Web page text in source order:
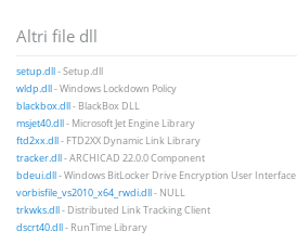
Altri file dll
setup.dll- Setup.dll
wldp.dll- Windows Lockdown Policy
blackbox.dll- BlackBox DLL
msjet40.dll- Microsoft Jet Engine Library
ftd2xx.dll- FTD2XX Dynamic Link Library
tracker.dll- ARCHICAD 22.0.0 Component
bdeui.dll- Windows BitLocker Drive Encryption User Interface
vorbisfile_vs2010_x64_rwdi.dll- NULL
trkwks.dll- Distributed Link Tracking Client
dscrt40.dll- RunTime Library